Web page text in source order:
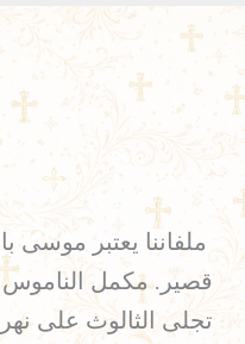
ملفاننا يعتبر
قصير. مكمل الناموس
تجلى الثالوث على